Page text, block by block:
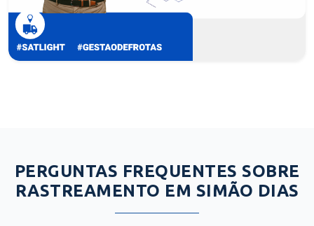
PERGUNTAS FREQUENTES SOBRE
RASTREAMENTO EM SIMÃO DIAS